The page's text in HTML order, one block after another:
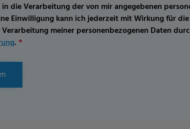
die Verarbeitung der von mir angegebenen
Einwilligung kann ich jederzeit mit Wirkung für
meiner personenbezogenen Daten
.*